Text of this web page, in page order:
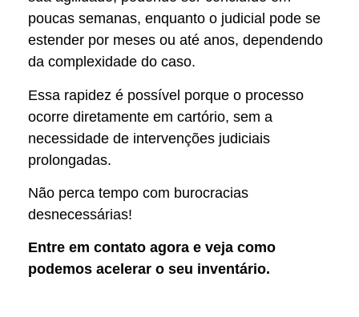
poucas semanas, enquanto o judicial pode se
estender por meses ou até anos, dependendo
da complexidade do caso.
Essa rapidez é possível porque o processo
ocorre diretamente em cartório, sem a
necessidade de intervenções judiciais
prolongadas.
Não perca tempo com burocracias
desnecessárias!
Entre em contato agora e veja como
podemos acelerar o seu inventário.